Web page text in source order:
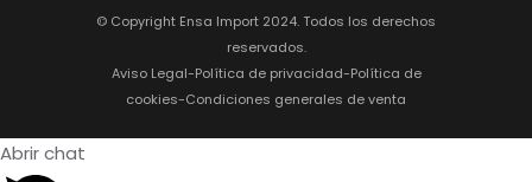
© Copyright Ensa Import 2024. Todos los derechos
reservados.
Aviso Legal-Política de privacidad-Política de
cookies-Condiciones generales de venta
Abrir chat